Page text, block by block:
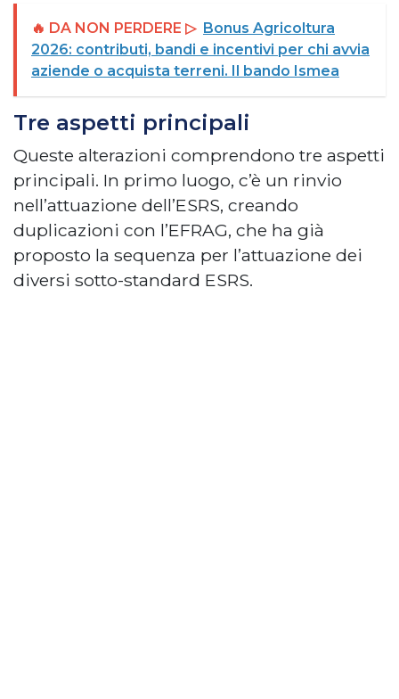
🔥 DA NON PERDERE ▷ Bonus Agricoltura
2026: contributi, bandi e incentivi per chi avvia
aziende o acquista terreni. Il bando Ismea
Tre aspetti principali
Queste alterazioni comprendono tre aspetti
principali. In primo luogo, c’è un rinvio
nell’attuazione dell’ESRS, creando
duplicazioni con l’EFRAG, che ha già
proposto la sequenza per l’attuazione dei
diversi sotto-standard ESRS.